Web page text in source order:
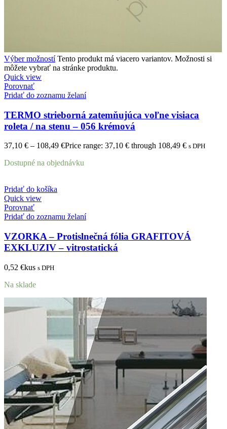
Výber možností Tento produkt má viacero variantov. Možnosti si
môžete vybrať na stránke produktu.
Quick view
Porovnať
Pridať do zoznamu želaní
TERMO strieborná zatemňujúca voľne visiaca
roleta / na stenu – 056 krémová
37,10 € – 108,49 €Price range: 37,10 € through 108,49 € s DPH
Dostupné na objednávku
Pridať do košíka
Quick view
Porovnať
Pridať do zoznamu želaní
VZORKA – Protislnečná fólia GRAFITOVÁ
EXKLUZIV – vitrostatická
0,52 €kus s DPH
Na sklade